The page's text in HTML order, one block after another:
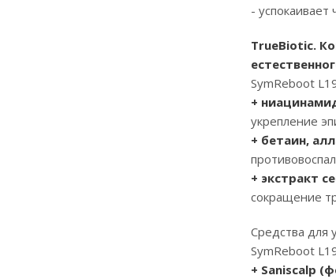
- успокаивает
TrueBiotic.
SymReboot
+
укрепление
+ бетаин,
+ экстракт
сокращение
Средства для
SymReboot
+ Saniscalp